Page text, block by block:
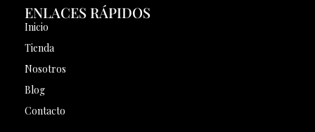
ENLACES RÁPIDOS
Inicio
Tienda
Nosotros
Blog
Contacto